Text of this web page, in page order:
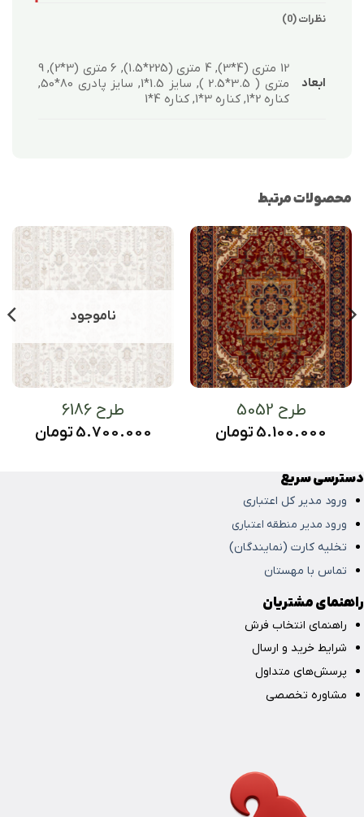
نظرات (0)
ابعاد
12 متری (4*3), 4 متری (225*1.5), 6 متری (3*2), 9
متری ( 3.5*2.5 ), سایز 1.5*1, سایز پادری 80*50,
کناره 2*1, کناره 3*1, کناره 4*1
محصولات مرتبط
طرح 5052
5.100.000 تومان
ناموجود
طرح 6186
5.700.000 تومان
دسترسی سریع
ورود مدیر کل اعتباری
ورود مدیر منطقه اعتباری
تخلیه کارت (نمایندگان)
تماس با مهستان
راهنمای مشتریان
راهنمای انتخاب فرش
شرایط خرید و ارسال
پرسش‌های متداول
مشاوره تخصصی